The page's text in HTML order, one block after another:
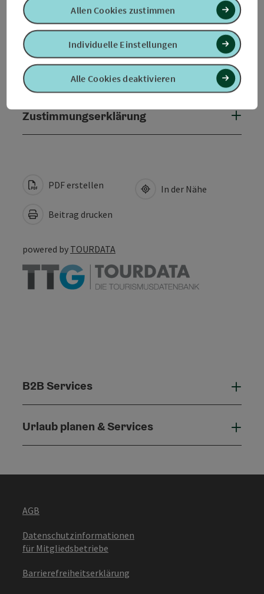
Eignung
Barrierefreiheit
Kontakt
Zustimmungserklärung
PDF erstellen
Beitrag drucken
In der Nähe
powered by TOURDATA
B2B Services
Urlaub planen & Services
AGB
Datenschutzinformationen
für Mitgliedsbetriebe
Barrierefreiheitserklärung
Alle Cookies deaktivieren
Individuelle Einstellungen
Allen Cookies zustimmen